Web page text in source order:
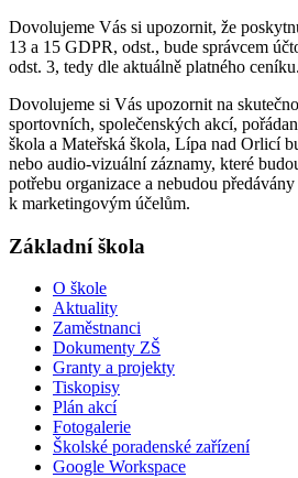
Dovolujeme Vás si upozornit, že
13 a 15 GDPR, odst., bude správcem
odst. 3, tedy dle aktuálně platného ceníku.
Dovolujeme si Vás upozornit na
sportovních, společenských akcí,
škola a Mateřská škola, Lípa nad Orlicí
nebo audio-vizuální záznamy, které
potřebu organizace a nebudou
k marketingovým účelům.
Základní škola
O škole
Aktuality
Zaměstnanci
Dokumenty ZŠ
Granty a projekty
Tiskopisy
Plán akcí
Fotogalerie
Školské poradenské zařízení
Google Workspace